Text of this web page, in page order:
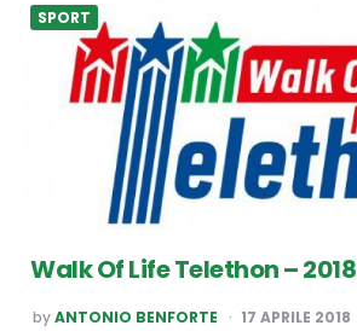
SPORT
Walk Of Life Telethon – 2018
POSTED
byANTONIO BENFORTE 17 APRILE 2018